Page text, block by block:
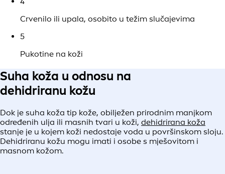
Crvenilo ili upala, osobito u težim slučajevima
5
Pukotine na koži
Suha koža u odnosu na
dehidriranu kožu
Dok je suha koža tip kože, obilježen prirodnim manjkom
određenih ulja ili masnih tvari u koži, dehidrirana koža
stanje je u kojem koži nedostaje voda u površinskom sloju.
Dehidriranu kožu mogu imati i osobe s mješovitom i
masnom kožom.